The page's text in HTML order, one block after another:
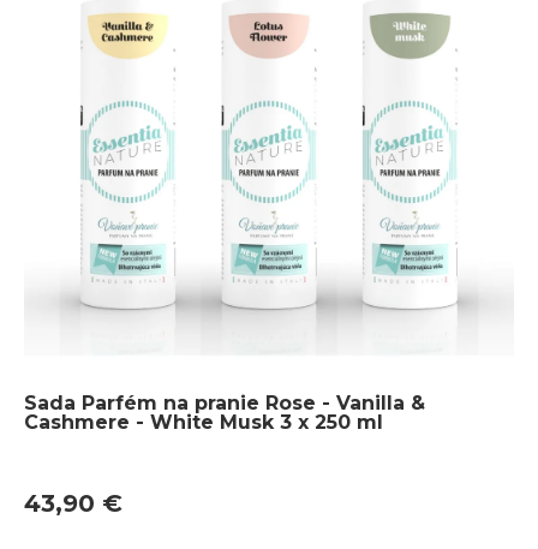
Sada Parfém na pranie Rose - Vanilla &
Cashmere - White Musk 3 x 250 ml
43,90 €